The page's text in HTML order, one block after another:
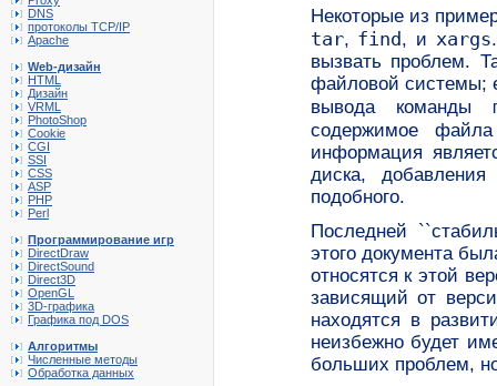
DNS
протоколы TCP/IP
Apache
Web-дизайн
HTML
Дизайн
VRML
PhotoShop
Cookie
CGI
SSI
CSS
ASP
PHP
Perl
Программирование игр
DirectDraw
DirectSound
Direct3D
OpenGL
3D-графика
Графика под DOS
Алгоритмы
Численные методы
Обработка данных
Некоторые из
tar, find, и xargs
вызвать проблем.
файловой системы;
вывода команды
содержимое
информация
диска,
подобного.
Последней
этого документа
относятся к этой
зависящий от
находятся в
неизбежно будет
больших проблем,